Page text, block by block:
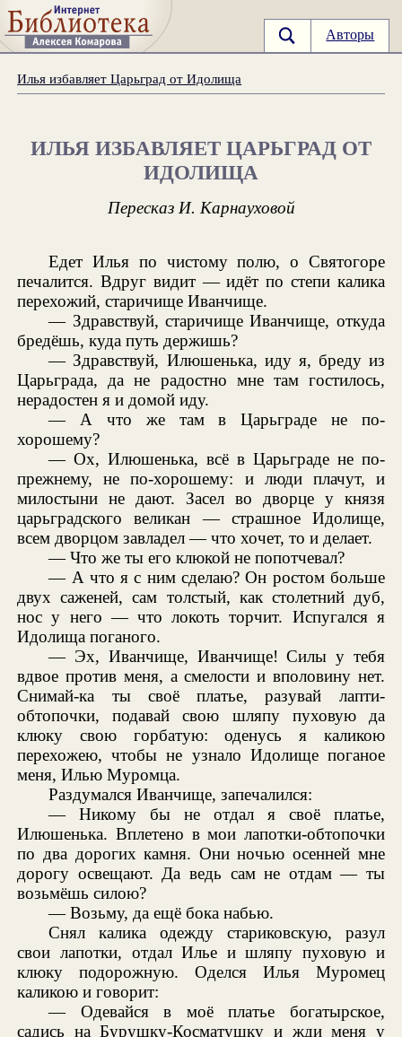
Авторы
Илья избавляет Царьград от Идолища
ИЛЬЯ ИЗБАВЛЯЕТ ЦАРЬГРАД ОТ
ИДОЛИЩА
Пересказ И. Карнауховой
Едет Илья по чистому полю, о Святогоре
печалится. Вдруг видит — идёт по степи калика
перехожий, старичище Иванчище.
— Здравствуй, старичище Иванчище, откуда
бредёшь, куда путь держишь?
— Здравствуй, Илюшенька, иду я, бреду из
Царьграда, да не радостно мне там гостилось,
нерадостен я и домой иду.
— А что же там в Царьграде не по-
хорошему?
— Ох, Илюшенька, всё в Царьграде не по-
прежнему, не по-хорошему: и люди плачут, и
милостыни не дают. Засел во дворце у князя
царьградского великан — страшное Идолище,
всем дворцом завладел — что хочет, то и делает.
— Что же ты его клюкой не попотчевал?
— А что я с ним сделаю? Он ростом больше
двух саженей, сам толстый, как столетний дуб,
нос у него — что локоть торчит. Испугался я
Идолища поганого.
— Эх, Иванчище, Иванчище! Силы у тебя
вдвое против меня, а смелости и вполовину нет.
Снимай-ка ты своё платье, разувай лапти-
обтопочки, подавай свою шляпу пуховую да
клюку свою горбатую: оденусь я каликою
перехожею, чтобы не узнало Идолище поганое
меня, Илью Муромца.
Раздумался Иванчище, запечалился:
— Никому бы не отдал я своё платье,
Илюшенька. Вплетено в мои лапотки-обтопочки
по два дорогих камня. Они ночью осенней мне
дорогу освещают. Да ведь сам не отдам — ты
возьмёшь силою?
— Возьму, да ещё бока набью.
Снял калика одежду стариковскую, разул
свои лапотки, отдал Илье и шляпу пуховую и
клюку подорожную. Оделся Илья Муромец
каликою и говорит:
— Одевайся в моё платье богатырское,
садись на Бурушку-Косматушку и жди меня у